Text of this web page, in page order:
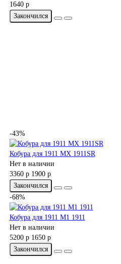
1640 р
Закончился
-43%
Кобура для 1911 MX 1911SR
Нет в наличии
3360 р 1900 р
Закончился
-68%
Кобура для 1911 M1 1911
Нет в наличии
5200 р 1650 р
Закончился